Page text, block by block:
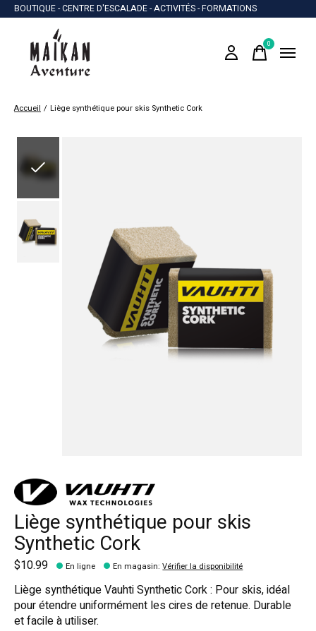
BOUTIQUE - CENTRE D'ESCALADE - ACTIVITÉS - FORMATIONS
0items
Accueil / Liège synthétique pour skis Synthetic Cork
Liège synthétique pour skis
Synthetic Cork
$10.99 En ligne En magasin:Vérifier la disponibilité
Liège synthétique Vauhti Synthetic Cork : Pour skis, idéal
pour étendre uniformément les cires de retenue. Durable
et facile à utiliser.